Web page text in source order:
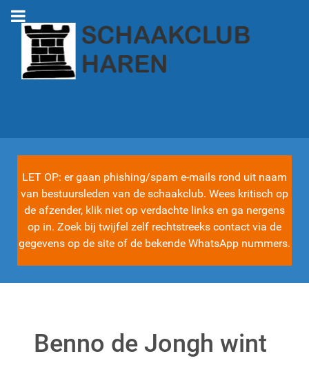
LET OP: er gaan phishing/spam e-mails rond uit naam
van bestuursleden van de schaakclub. Wees kritisch op
de afzender, klik niet op verdachte links en ga nergens
op in. Zoek bij twijfel zelf rechtstreeks contact via de
gegevens op de site of de bekende WhatsApp nummers.
Benno de Jongh wint